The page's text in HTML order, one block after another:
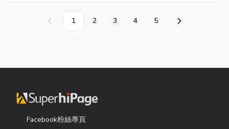
開始挑食不愛吃飯。 其實，這真
的不是你...
上一頁 1 2 3 4 5 下一頁
Facebook粉絲專頁